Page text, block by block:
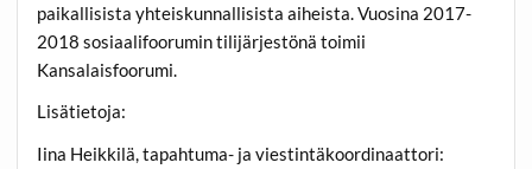
paikallisista yhteiskunnallisista aiheista. Vuosina 2017-
2018 sosiaalifoorumin tilijärjestönä toimii
Kansalaisfoorumi.
Lisätietoja:
Iina Heikkilä, tapahtuma- ja viestintäkoordinaattori: